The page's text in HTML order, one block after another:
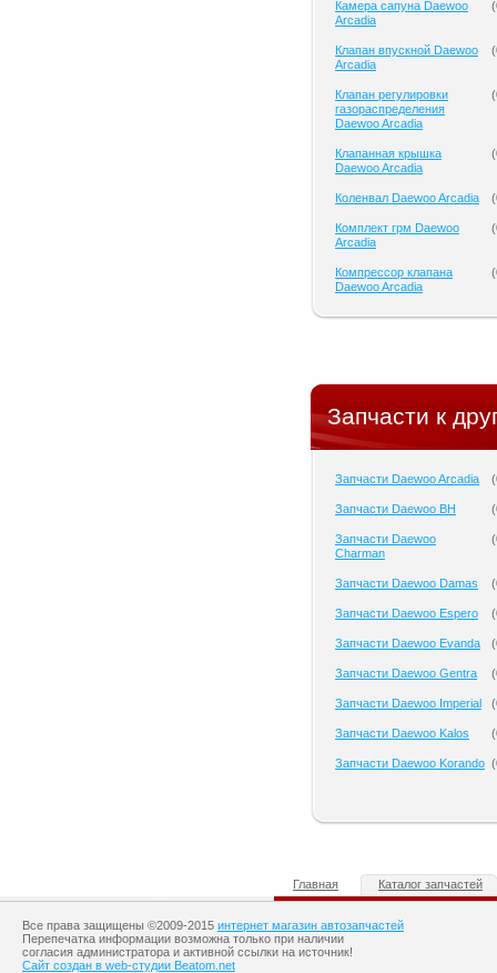
Камера сапуна Daewoo
Arcadia
(
Клапан впускной Daewoo
Arcadia
(
Клапан регулировки
газораспределения
Daewoo Arcadia
(
Клапанная крышка
Daewoo Arcadia
(
Коленвал Daewoo Arcadia (
Комплект грм Daewoo
Arcadia
(
Компрессор клапана
Daewoo Arcadia
(
Запчасти к
Запчасти Daewoo Arcadia (
Запчасти Daewoo BH (
Запчасти Daewoo
Charman
(
Запчасти Daewoo Damas (
Запчасти Daewoo Espero (
Запчасти Daewoo Evanda (
Запчасти Daewoo Gentra (
Запчасти Daewoo Imperial (
Запчасти Daewoo Kalos (
Запчасти Daewoo Korando (
Главная Каталог запчастей
Все права защищены ©2009-2015 интернет магазин автозапчастей
Перепечатка информации возможна только при наличии
согласия администратора и активной ссылки на источник!
Сайт создан в web-студии Beatom.net